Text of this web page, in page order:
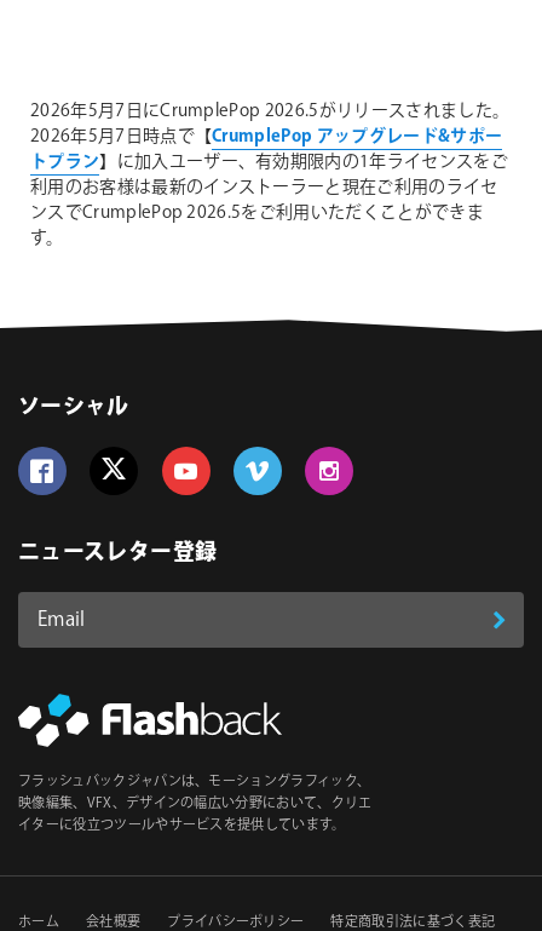
2026年5月7日にCrumplePop 2026.5がリリースされました。
2026年5月7日時点で【CrumplePop アップグレード&サポー
トプラン】に加入ユーザー、有効期限内の1年ライセンスをご
利用のお客様は最新のインストーラーと現在ご利用のライセ
ンスでCrumplePop 2026.5をご利用いただくことができま
す。
ソーシャル
ニュースレター登録
Email
ス
必
須
登
フラッシュバックジャパンは、モーショングラフィック、
映像編集、VFX、デザインの幅広い分野において、クリエ
イターに役立つツールやサービスを提供しています。
ホーム 会社概要 プライバシーポリシー 特定商取引法に基づく表記